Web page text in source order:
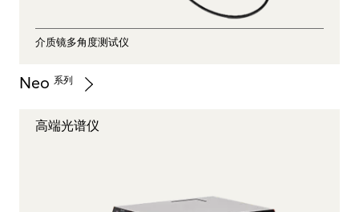
介质镜多角度测试仪
Neo 系列
高端光谱仪